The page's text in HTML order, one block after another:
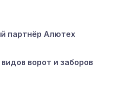
партнёр Алютех
ворот и заборов